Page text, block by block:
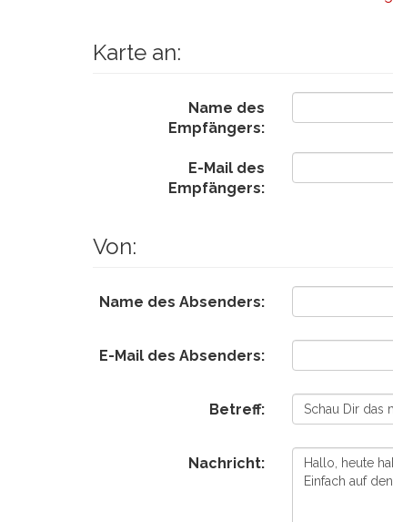
Karte an:
Name des
Empfängers:
E-Mail des
Empfängers:
Von:
Name des Absenders:
E-Mail des Absenders:
Betreff:
Nachricht: